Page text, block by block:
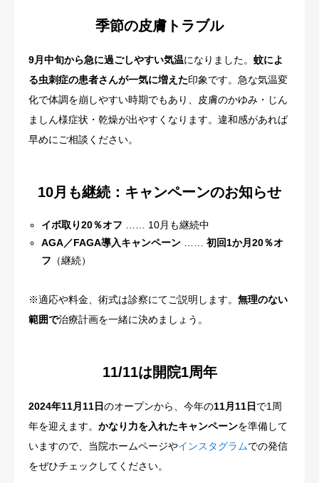
季節の皮膚トラブル
9月中旬から急に過ごしやすい気温になりました。 蚊によ
る虫刺症の患者さんが一気に増えた印象です。急な気温変
化で体調を崩しやすい時期でもあり、皮膚のかゆみ・じん
ましん様症状・乾燥が出やすくなります。違和感があれば
早めにご相談ください。
10月も継続：キャンペーンのお知らせ
イボ取り20％オフ …… 10月も継続中
AGA／FAGA導入キャンペーン ……初回1か月20％オ
フ （継続）
※適応や料金、術式は診察にてご説明します。 無理のない
範囲で治療計画を一緒に決めましょう。
11/11は開院1周年
2024年11月11日のオープンから、今年の11月11日 で1周
年を迎えます。 かなり力を入れたキャンペーンを準備して
いますので、当院ホームページやインスタグラムでの発信
をぜひチェックしてください。